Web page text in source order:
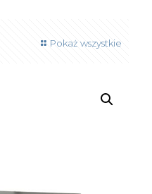
Pokaż wszystkie